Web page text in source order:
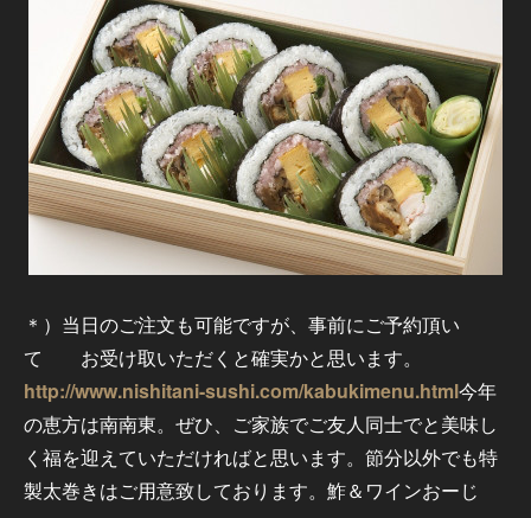
＊）当日のご注文も可能ですが、事前にご予約頂い
て お受け取いただくと確実かと思います。
http://www.nishitani-sushi.com/kabukimenu.html今年
の恵方は南南東。ぜひ、ご家族でご友人同士でと美味し
く福を迎えていただければと思います。節分以外でも特
製太巻きはご用意致しております。鮓＆ワインおーじ